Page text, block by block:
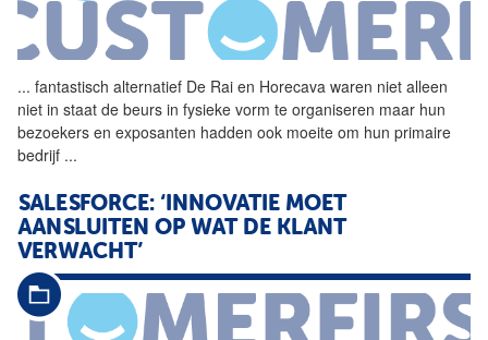
... fantastisch alternatief De Rai en Horecava waren niet alleen
niet in staat de beurs in fysieke vorm te organiseren maar hun
bezoekers en exposanten hadden ook moeite om hun primaire
bedrijf ...
SALESFORCE: ‘INNOVATIE MOET
AANSLUITEN OP WAT DE KLANT
VERWACHT’